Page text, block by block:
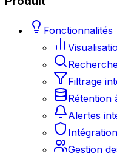
Fonctionnalités
Filtrage
Rétention
Alertes
Gestion